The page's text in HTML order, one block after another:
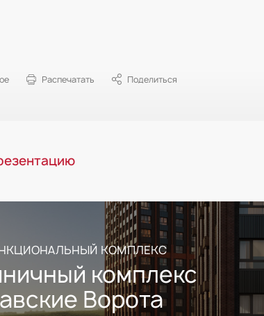
Распечатать Поделиться
КОМПЛЕКС
комплекс
Ворота